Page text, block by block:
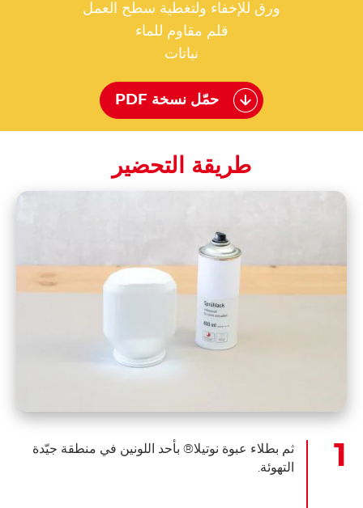
ورق للإخفاء ولتغطية سطح العمل
قلم مقاوم للماء
نباتات
حمّل نسخة PDF
طريقة التحضير
ثم بطلاء عبوة نوتيلا® بأحد اللونين في منطقة جيّدة
التهوئة.